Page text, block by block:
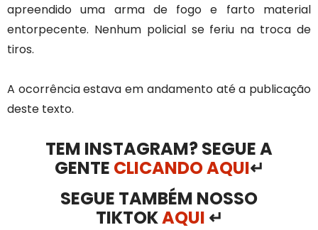
apreendido uma arma de fogo e farto material
entorpecente. Nenhum policial se feriu na troca de
tiros.
A ocorrência estava em andamento até a publicação
deste texto.
TEM INSTAGRAM? SEGUE A
GENTE CLICANDO AQUI↵
SEGUE TAMBÉM NOSSO
TIKTOKAQUI ↵